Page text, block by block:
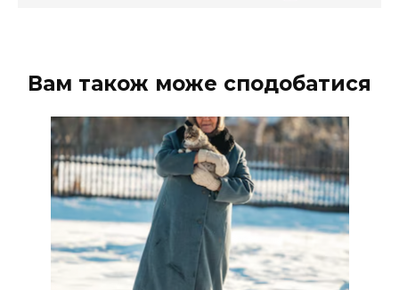
Вам також може сподобатися